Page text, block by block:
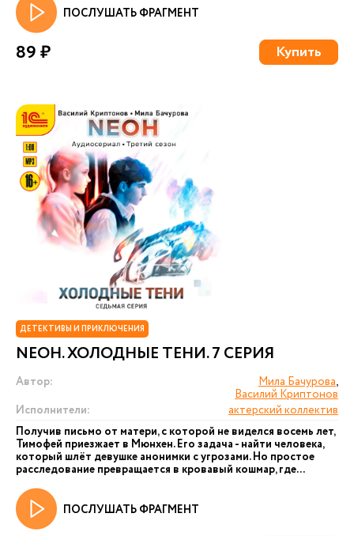
ПОСЛУШАТЬ ФРАГМЕНТ
89 ₽ Купить
ДЕТЕКТИВЫ И ПРИКЛЮЧЕНИЯ
NEОН. ХОЛОДНЫЕ ТЕНИ. 7 СЕРИЯ
Автор: Мила Бачурова,
Василий Криптонов
Исполнители:
актерский коллектив
Получив письмо от матери, с которой не виделся восемь лет,
Тимофей приезжает в Мюнхен. Его задача - найти человека,
который шлёт девушке анонимки с угрозами. Но простое
расследование превращается в кровавый кошмар, где...
ПОСЛУШАТЬ ФРАГМЕНТ